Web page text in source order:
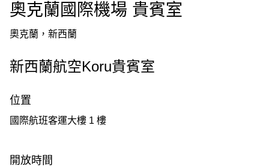
奧克蘭國際機場 貴賓室
奧克蘭，新西蘭
新西蘭航空Koru貴賓室
位置
國際航班客運大樓 1 樓
開放時間